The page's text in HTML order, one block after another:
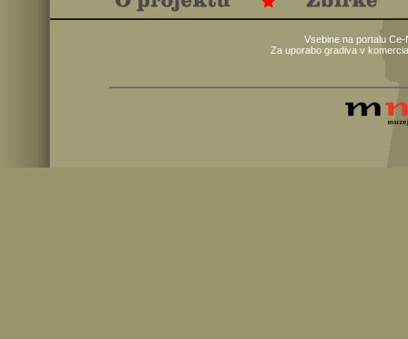
Vsebine na portalu
Za uporabo gradiva v